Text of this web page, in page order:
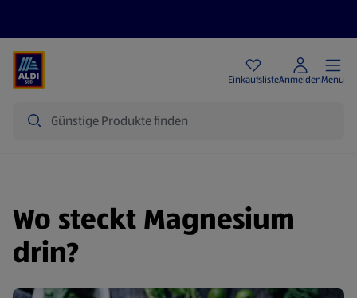
EinkaufslisteAnmeldenMenu
Wo steckt Magnesium
drin?